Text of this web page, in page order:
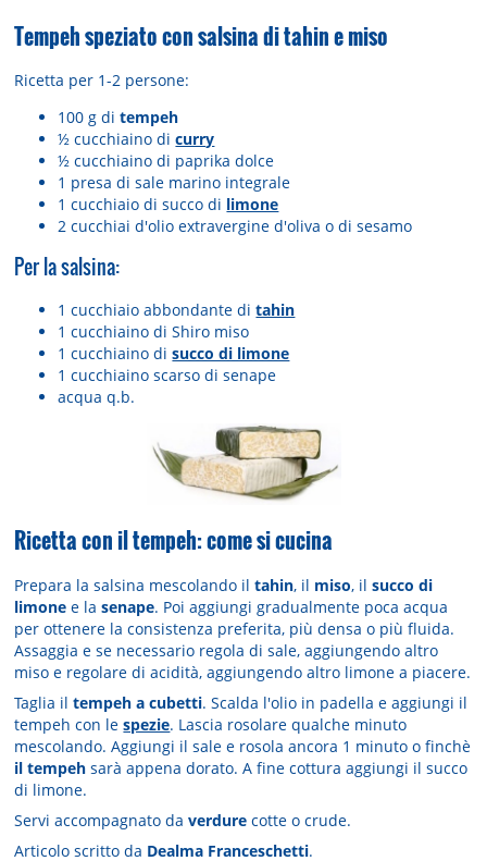
Tempeh speziato con salsina di tahin e miso
Ricetta per 1-2 persone:
100 g ditempeh
½ cucchiaino dicurry
½ cucchiaino di paprika dolce
1 presa di sale marino integrale
1 cucchiaio di succo di limone
2 cucchiai d'olio extravergine d'oliva o di sesamo
Per la salsina:
1 cucchiaio abbondante ditahin
1 cucchiaino di Shiro miso
1 cucchiaino disucco di limone
1 cucchiaino scarso di senape
acqua q.b.
Ricetta con il tempeh: come si cucina
Prepara la salsina mescolando iltahin, il miso, ilsucco di
limone e lasenape. Poi aggiungi gradualmente poca acqua
per ottenere la consistenza preferita, più densa o più fluida.
Assaggia e se necessario regola di sale, aggiungendo altro
miso e regolare di acidità, aggiungendo altro limone a piacere.
Taglia iltempeh a cubetti. Scalda l'olio in padella e aggiungi il
tempeh con lespezie. Lascia rosolare qualche minuto
mescolando. Aggiungi il sale e rosola ancora 1 minuto o finchè
il tempeh sarà appena dorato. A fine cottura aggiungi il succo
di limone.
Servi accompagnato da verdure cotte o crude.
Articolo scritto da Dealma Franceschetti.